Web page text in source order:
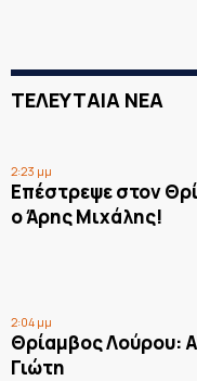
ΤΕΛΕΥΤΑΙΑ ΝΕΑ
2:23 μμ
Επέστρεψε στον
ο Άρης Μιχάλης!
2:04 μμ
Θρίαμβος Λούρου:
Γιώτη